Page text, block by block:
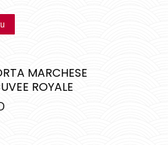
MARCHESE
ROYALE